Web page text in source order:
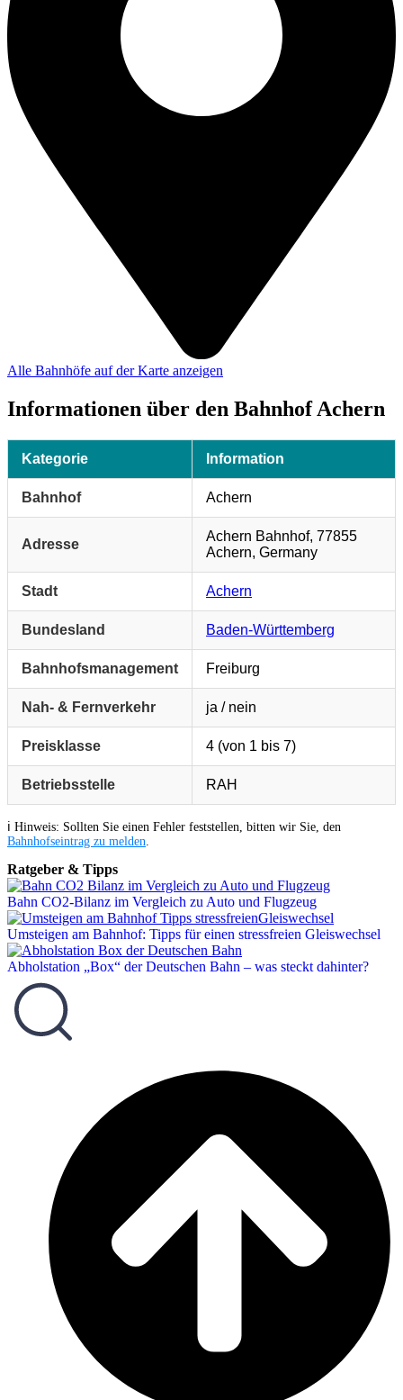
Alle Bahnhöfe auf der Karte anzeigen
Informationen über den Bahnhof Achern
Kategorie Information
Bahnhof Achern
Adresse
Achern Bahnhof, 77855
Achern, Germany
Stadt Achern
Bundesland Baden-Württemberg
Bahnhofsmanagement Freiburg
Nah- & Fernverkehr ja / nein
Preisklasse 4 (von 1 bis 7)
Betriebsstelle RAH
ℹ️ Hinweis: Sollten Sie einen Fehler feststellen, bitten wir Sie, den
Bahnhofseintrag zu melden
Ratgeber & Tipps
Bahn CO2-Bilanz im Vergleich zu Auto und Flugzeug
Umsteigen am Bahnhof: Tipps für einen stressfreien Gleiswechsel
Abholstation „Box“ der Deutschen Bahn – was steckt dahinter?